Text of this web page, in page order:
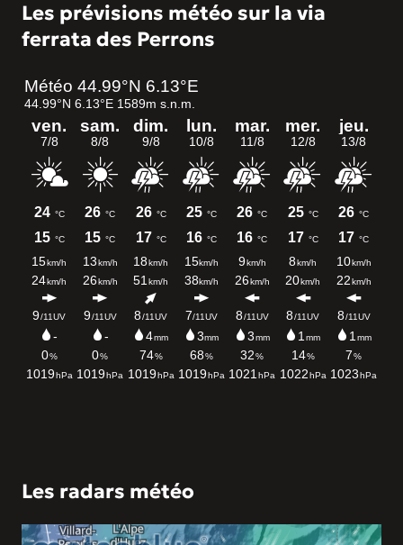
Les prévisions météo sur la via
ferrata des Perrons
Les radars météo